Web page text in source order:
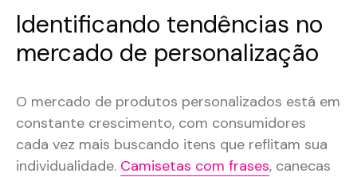
Identificando tendências no
mercado de personalização
O mercado de produtos personalizados está em
constante crescimento, com consumidores
cada vez mais buscando itens que reflitam sua
individualidade. Camisetas com frases, canecas